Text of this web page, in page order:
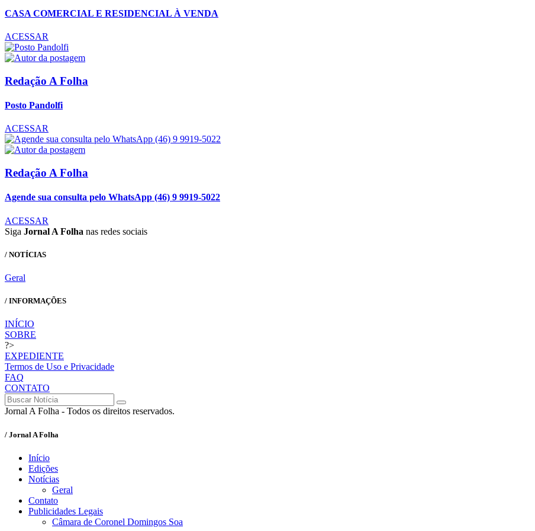
CASA COMERCIAL E RESIDENCIAL À VENDA
ACESSAR
Redação A Folha
Posto Pandolfi
ACESSAR
Redação A Folha
Agende sua consulta pelo WhatsApp (46) 9 9919-5022
ACESSAR
Siga Jornal A Folha nas redes sociais
/ NOTÍCIAS
Geral
/ INFORMAÇÕES
INÍCIO
SOBRE
?>
EXPEDIENTE
Termos de Uso e Privacidade
FAQ
CONTATO
Jornal A Folha - Todos os direitos reservados.
/ Jornal A Folha
Início
Edições
Notícias
Geral
Contato
Publicidades Legais
Câmara de Coronel Domingos Soa